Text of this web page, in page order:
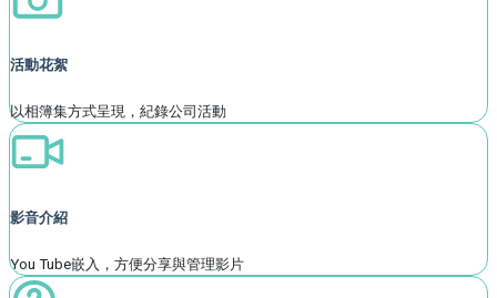
活動花絮
以相簿集方式呈現，紀錄公司活動
影音介紹
You Tube嵌入，方便分享與管理影片